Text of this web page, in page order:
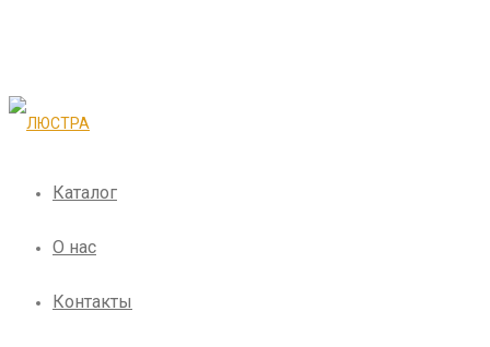
Каталог
О нас
Контакты